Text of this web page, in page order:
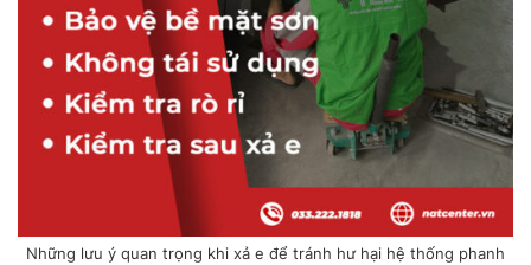
Những lưu ý quan trọng khi xả e để tránh hư hại hệ thống phanh